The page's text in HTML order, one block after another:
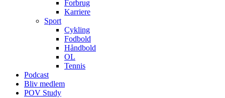
Forbrug
Karriere
Sport
Cykling
Fodbold
Håndbold
OL
Tennis
Podcast
Bliv medlem
POV Study